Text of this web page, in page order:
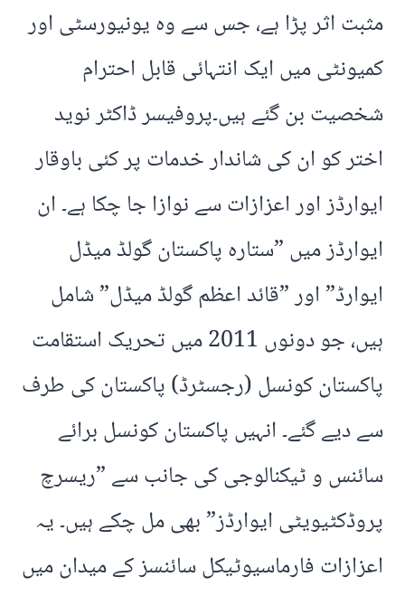
مثبت اثر پڑا ہے، جس سے وہ یونیورسٹی اور
کمیونٹی میں ایک انتہائی قابل احترام
شخصیت بن گئے ہیں۔پروفیسر ڈاکٹر نوید
اختر کو ان کی شاندار خدمات پر کئی باوقار
ایوارڈز اور اعزازات سے نوازا جا چکا ہے۔ ان
ایوارڈز میں ”ستارہ پاکستان گولڈ میڈل
ایوارڈ” اور ”قائد اعظم گولڈ میڈل” شامل
ہیں، جو دونوں 2011 میں تحریک استقامت
پاکستان کونسل (رجسٹرڈ) پاکستان کی طرف
سے دیے گئے۔ انہیں پاکستان کونسل برائے
سائنس و ٹیکنالوجی کی جانب سے ”ریسرچ
پروڈکٹیویٹی ایوارڈز” بھی مل چکے ہیں۔ یہ
اعزازات فارماسیوٹیکل سائنسز کے میدان میں